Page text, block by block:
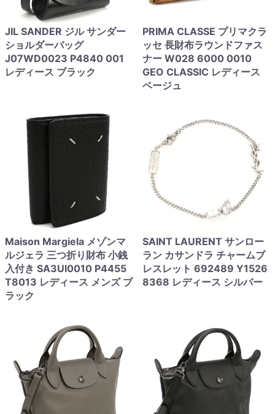
JIL SANDER ジル サンダー
ショルダーバッグ
J07WD0023 P4840 001
レディース ブラック
PRIMA CLASSE プリマクラ
ッセ 長財布ラウンドファス
ナー W028 6000 0010
GEO CLASSIC レディース
ベージュ
Maison Margiela メゾンマ
ルジェラ 三つ折り財布 小銭
入付き SA3UI0010 P4455
T8013 レディース メンズ ブ
ラック
SAINT LAURENT サンロー
ラン カサンドラ チャームブ
レスレット 692489 Y1526
8368 レディース シルバー